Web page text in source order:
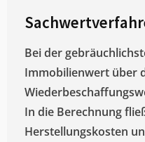
Bei der
Immobilienwert über
In die Berechnung
Herstellungskosten